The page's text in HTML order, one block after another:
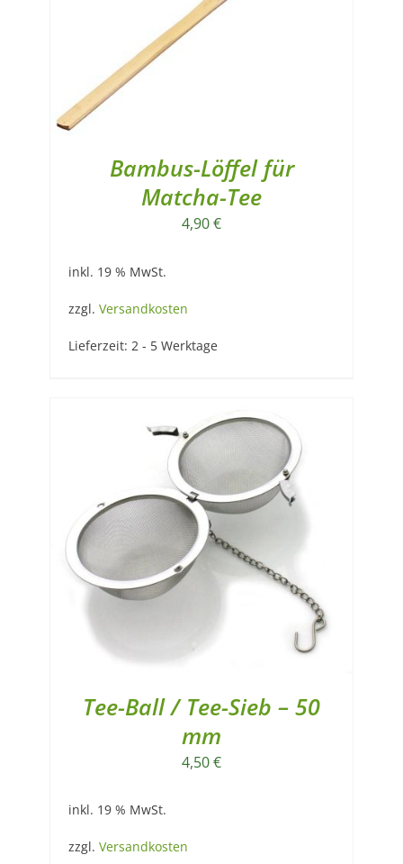
Bambus-Löffel für
Matcha-Tee
4,90€
inkl. 19 % MwSt.
zzgl. Versandkosten
Lieferzeit: 2 - 5 Werktage
Tee-Ball / Tee-Sieb – 50
mm
4,50€
inkl. 19 % MwSt.
zzgl. Versandkosten